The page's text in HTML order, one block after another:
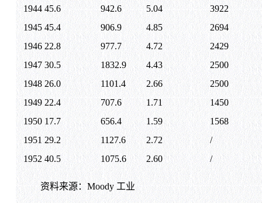
1944 45.6 942.6 5.04
3922
1945 45.4 906.9 4.85
2694
1946 22.8 977.7 4.72
2429
1947 30.5 1832.9 4.43
2500
1948 26.0 1101.4 2.66
2500
1949 22.4 707.6 1.71
1450
1950 17.7 656.4 1.59
1568
1951 29.2 1127.6 2.72
/
1952 40.5 1075.6 2.60 /
资料来源：Moody 工业